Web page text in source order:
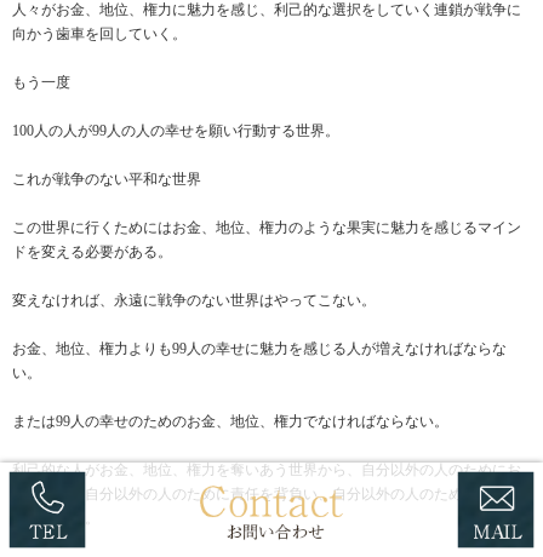
人々がお金、地位、権力に魅力を感じ、利己的な選択をしていく連鎖が戦争に
向かう歯車を回していく。
もう一度
100人の人が99人の人の幸せを願い行動する世界。
これが戦争のない平和な世界
この世界に行くためにはお金、地位、権力のような果実に魅力を感じるマイン
ドを変える必要がある。
変えなければ、永遠に戦争のない世界はやってこない。
お金、地位、権力よりも99人の幸せに魅力を感じる人が増えなければならな
い。
または99人の幸せのためのお金、地位、権力でなければならない。
利己的な人がお金、地位、権力を奪いあう世界から、自分以外の人のためにお
金を使い、自分以外の人のために責任を背負い、自分以外の人のために自分の
役割を担う。